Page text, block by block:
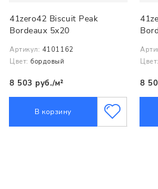
41zero42 Biscuit Peak
Bordeaux 5x20
Артикул: 4101162
Цвет: бордовый
8 503 руб./м²
В корзину
Цвет:
8